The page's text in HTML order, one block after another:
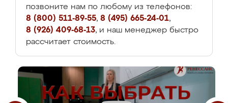
позвоните нам по любому из телефонов:
8 (800) 511-89-55, 8 (495) 665-24-01,
8 (926) 409-68-13, и наш менеджер быстро
рассчитает стоимость.